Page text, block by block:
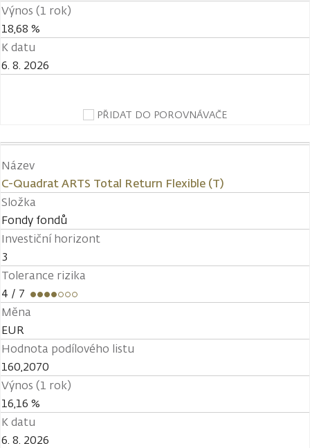
Výnos (1 rok)
18,68 %
K datu
6. 8. 2026
PŘIDAT DO POROVNÁVAČE
Název
C-Quadrat ARTS Total Return Flexible (T)
Složka
Fondy fondů
Investiční horizont
3
Tolerance rizika
4 / 7
Měna
EUR
Hodnota podílového listu
160,2070
Výnos (1 rok)
16,16 %
K datu
6. 8. 2026